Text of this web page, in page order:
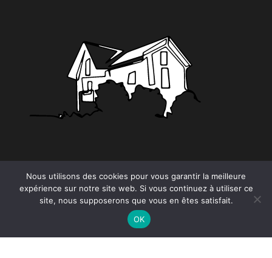
CATÉGORIES
Tendance
Nous utilisons des cookies pour vous garantir la meilleure
expérience sur notre site web. Si vous continuez à utiliser ce
site, nous supposerons que vous en êtes satisfait.
OK